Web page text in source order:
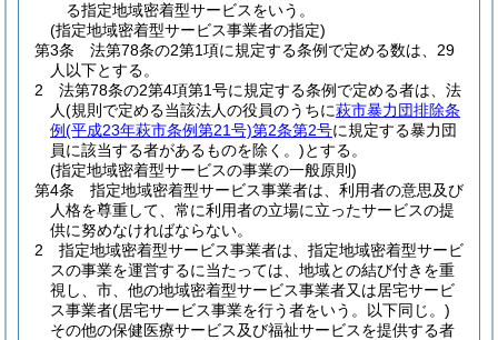
る指定地域密着型サービスをいう。
(指定地域密着型サービス事業者の指定)
第3条
法第78条の2第1項に規定する条例で定める数は、29
人以下とする。
2
法第78条の2第4項第1号に規定する条例で定める者は、法
人(規則で定める当該法人の役員のうちに萩市暴力団排除条
例(平成23年萩市条例第21号)第2条第2号に規定する暴力団
員に該当する者があるものを除く。)とする。
(指定地域密着型サービスの事業の一般原則)
第4条
指定地域密着型サービス事業者は、利用者の意思及び
人格を尊重して、常に利用者の立場に立ったサービスの提
供に努めなければならない。
2
指定地域密着型サービス事業者は、指定地域密着型サービ
スの事業を運営するに当たっては、地域との結び付きを重
視し、市、他の地域密着型サービス事業者又は居宅サービ
ス事業者(居宅サービス事業を行う者をいう。以下同じ。)
その他の保健医療サービス及び福祉サービスを提供する者